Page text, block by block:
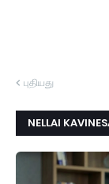
புதியது
NELLAI